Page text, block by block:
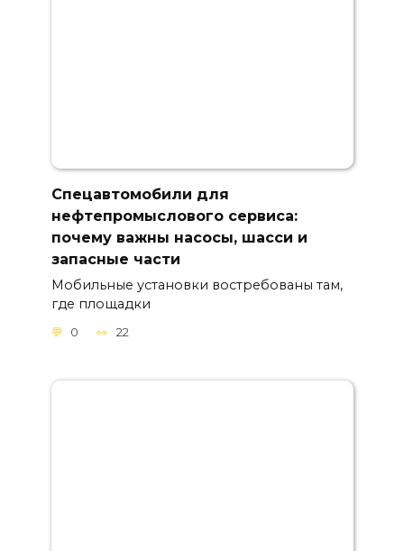
Спецавтомобили для
нефтепромыслового сервиса:
почему важны насосы, шасси и
запасные части
Мобильные установки востребованы там,
где площадки
0 22